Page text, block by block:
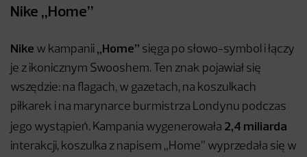
Nike „Home”
Nike w kampanii „Home” sięga po słowo-symbol i łączy
je z ikonicznym Swooshem. Ten znak pojawiał się
wszędzie: na flagach, w gazetach, na koszulkach
piłkarek i na marynarce burmistrza Londynu podczas
jego wystąpień. Kampania wygenerowała 2,4 miliarda
interakcji, koszulka z napisem „Home” wyprzedała się w